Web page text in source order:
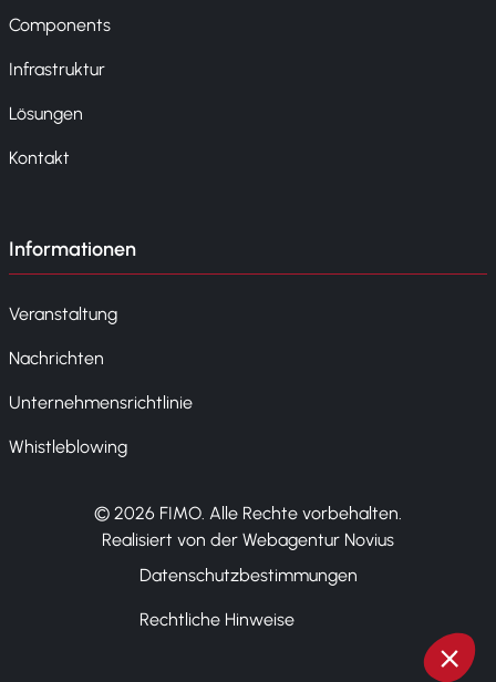
Components
Infrastruktur
Lösungen
Kontakt
Informationen
Veranstaltung
Nachrichten
Unternehmensrichtlinie
Whistleblowing
© 2026 FIMO. Alle Rechte vorbehalten.
Realisiert von der Webagentur Novius
Datenschutzbestimmungen
Rechtliche Hinweise